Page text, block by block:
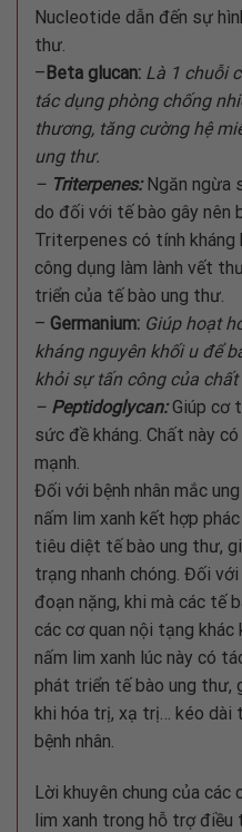
Nucleotide dẫn đến sự
thư.
– Beta glucan: Là 1 chuỗi
tác dụng phòng chống
thương, tăng cường hệ
ung thư.
– Triterpenes:Ngăn ngừa
do đối với tế bào gây nên
Triterpenes có tính kháng
công dụng làm lành vết
triển của tế bào ung thư.
– Germanium: Giúp hoạt
kháng nguyên khối u để
khỏi sự tấn công của
– Peptidoglycan:Giúp cơ
sức đề kháng. Chất này
mạnh.
Đối với bệnh nhân mắc
nấm lim xanh kết hợp
tiêu diệt tế bào ung thư,
trạng nhanh chóng. Đối
đoạn nặng, khi mà các tế
các cơ quan nội tạng
nấm lim xanh lúc này có
phát triển tế bào ung thư,
khi hóa trị, xạ trị… kéo dài
bệnh nhân.
Lời khuyên chung của các
lim xanh trong hỗ trợ điều